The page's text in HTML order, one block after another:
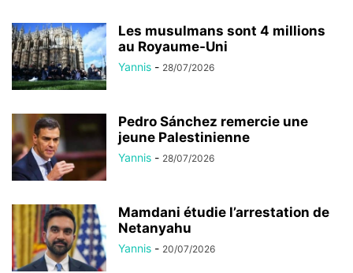
Les musulmans sont 4 millions
au Royaume-Uni
Yannis - 28/07/2026
Pedro Sánchez remercie une
jeune Palestinienne
Yannis - 28/07/2026
Mamdani étudie l’arrestation de
Netanyahu
Yannis - 20/07/2026